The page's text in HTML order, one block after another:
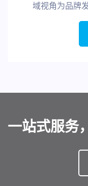
域视角为品牌
一站式服务